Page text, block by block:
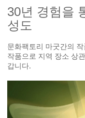
30년 경험을
성도
문화팩토리 마굿간의
작품으로 지역 장소 상
갑니다.